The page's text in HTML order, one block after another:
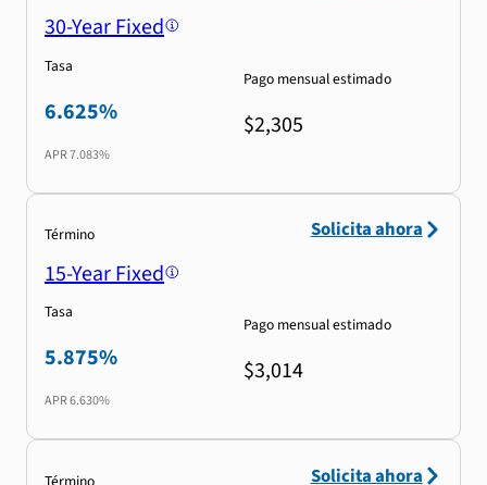
30-Year Fixed
Tasa
6.625%
APR7.083%
Pago mensual estimado
$2,305
Término
15-Year Fixed
Tasa
5.875%
APR6.630%
Pago mensual estimado
$3,014
Solicita ahora
Solicita ahora